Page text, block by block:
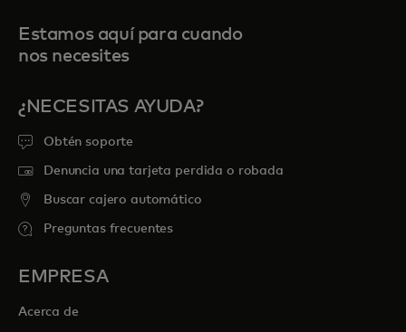
Estamos aquí para cuando
nos necesites
¿NECESITAS AYUDA?
Obtén soporte
Denuncia una tarjeta perdida o robada
Buscar cajero automático
Preguntas frecuentes
EMPRESA
Acerca de